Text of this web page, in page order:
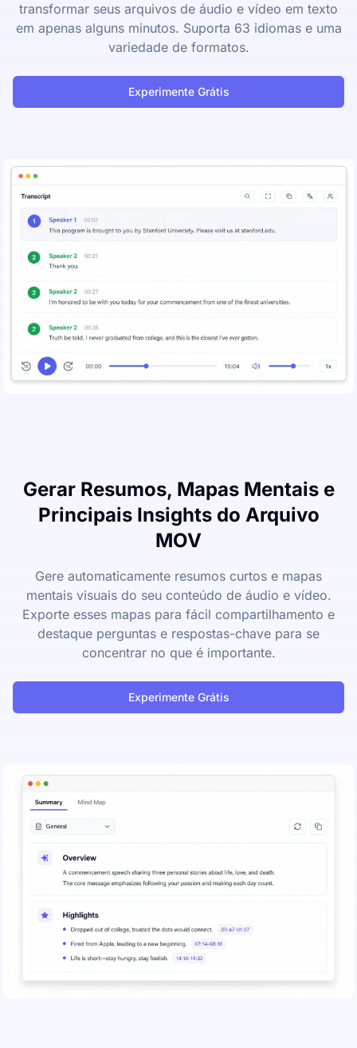
transformar seus arquivos de áudio e vídeo em texto
em apenas alguns minutos. Suporta 63 idiomas e uma
variedade de formatos.
Experimente Grátis
Gerar Resumos, Mapas Mentais e
Principais Insights do Arquivo
MOV
Gere automaticamente resumos curtos e mapas
mentais visuais do seu conteúdo de áudio e vídeo.
Exporte esses mapas para fácil compartilhamento e
destaque perguntas e respostas-chave para se
concentrar no que é importante.
Experimente Grátis